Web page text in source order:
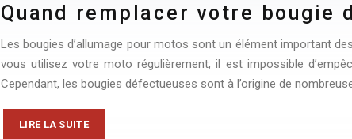
Quand remplacer votre bougie
Les bougies d’allumage pour motos sont un élément important
vous utilisez votre moto régulièrement, il est impossible
Cependant, les bougies défectueuses sont à l’origine de
LIRE LA SUITE